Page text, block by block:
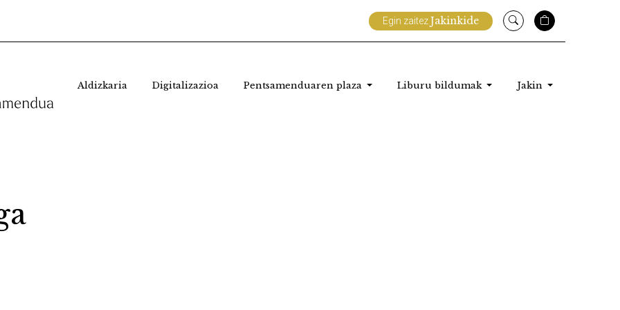
Egin zaitezJakinkide
Aldizkaria Digitalizazioa Pentsamenduaren plaza Liburu bildumak Jakin